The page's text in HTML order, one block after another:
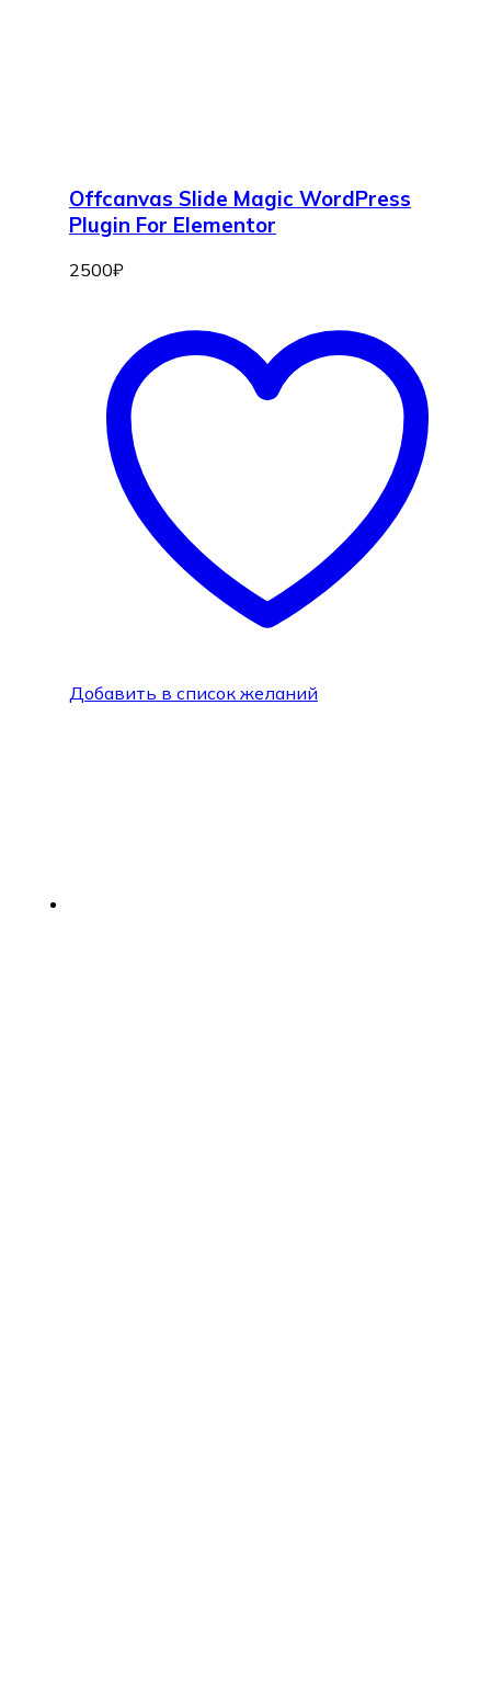
Offcanvas Slide Magic WordPress
Plugin For Elementor
2500₽
Добавить в список желаний